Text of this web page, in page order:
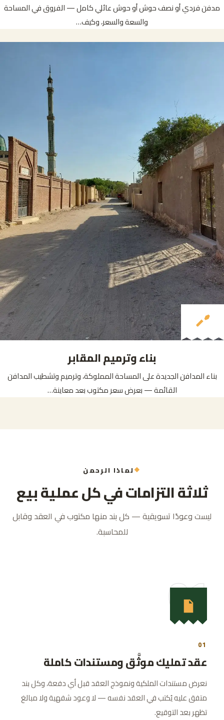
مدفن فردي أو نصف حوش أو حوش عائلي كامل — الفروق في المساحة
والسعة والسعر، وكيف…
بناء وترميم المقابر
بناء المدافن الجديدة على المساحة المملوكة، وترميم وتشطيب المدافن
القائمة — بعرض سعر مكتوب بعد معاينة…
لماذا الرحمن
ثلاثة التزامات في كل عملية بيع
ليست وعودًا تسويقية — كل بند منها مكتوب في العقد وقابل
للمحاسبة.
01
01
عقد تمليك موثَّق ومستندات كاملة
نعرض مستندات الملكية ونموذج العقد قبل أي دفعة، وكل بند
متفق عليه يُكتب في العقد نفسه — لا وعود شفهية ولا مبالغ
تظهر بعد التوقيع.